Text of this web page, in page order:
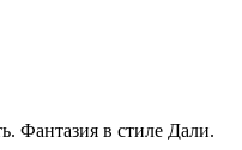
Фантазия в стиле Дали.